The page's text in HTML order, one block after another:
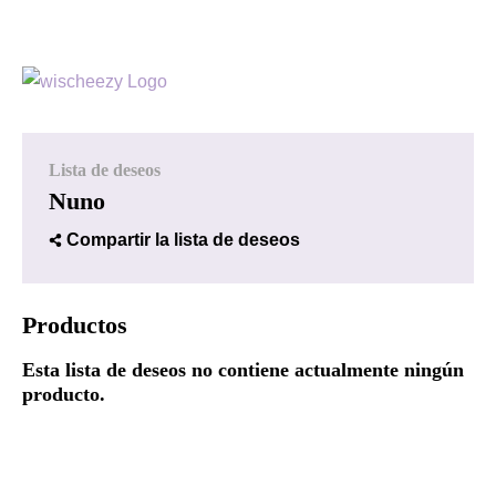
Lista de deseos
Nuno
Compartir la lista de deseos
Productos
Esta lista de deseos no contiene actualmente ningún
producto.